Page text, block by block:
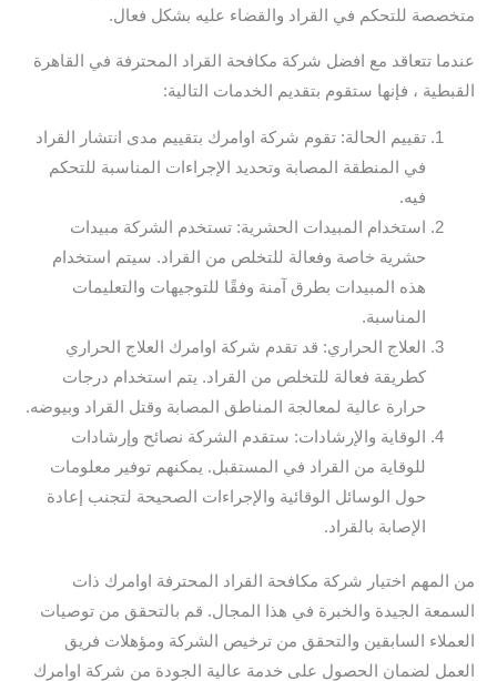
متخصصة للتحكم في القراد والقضاء عليه بشكل فعال.
عندما تتعاقد مع افضل شركة مكافحة القراد المحترفة في القاهرة
القبطية ، فإنها ستقوم بتقديم الخدمات التالية:
تقييم الحالة: تقوم شركة اوامرك بتقييم مدى انتشار القراد
في المنطقة المصابة وتحديد الإجراءات المناسبة للتحكم
فيه.
استخدام المبيدات الحشرية: تستخدم الشركة مبيدات
حشرية خاصة وفعالة للتخلص من القراد. سيتم استخدام
هذه المبيدات بطرق آمنة وفقًا للتوجيهات والتعليمات
المناسبة.
العلاج الحراري: قد تقدم شركة اوامرك العلاج الحراري
كطريقة فعالة للتخلص من القراد. يتم استخدام درجات
حرارة عالية لمعالجة المناطق المصابة وقتل القراد وبيوضه.
الوقاية والإرشادات: ستقدم الشركة نصائح وإرشادات
للوقاية من القراد في المستقبل. يمكنهم توفير معلومات
حول الوسائل الوقائية والإجراءات الصحيحة لتجنب إعادة
الإصابة بالقراد.
من المهم اختيار شركة مكافحة القراد المحترفة اوامرك ذات
السمعة الجيدة والخبرة في هذا المجال. قم بالتحقق من توصيات
العملاء السابقين والتحقق من ترخيص الشركة ومؤهلات فريق
العمل لضمان الحصول على خدمة عالية الجودة من شركة اوامرك